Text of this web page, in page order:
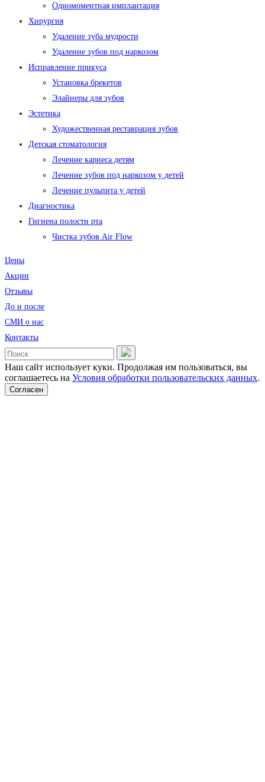
Одномоментная имплантация
Хирургия
Удаление зуба мудрости
Удаление зубов под наркозом
Исправление прикуса
Установка брекетов
Элайнеры для зубов
Эстетика
Художественная реставрация зубов
Детская стоматология
Лечение кариеса детям
Лечение зубов под наркозом у детей
Лечение пульпита у детей
Диагностика
Гигиена полости рта
Чистка зубов Air Flow
Цены
Акции
Отзывы
До и после
CМИ о нас
Контакты
Наш сайт использует куки. Продолжая им пользоваться, вы
соглашаетесь на Условия обработки пользовательских данных.